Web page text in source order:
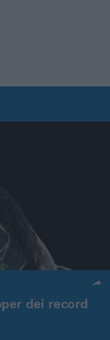
dei record